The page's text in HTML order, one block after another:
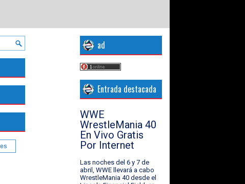
ad
Entrada destacada
WWE
WrestleMania 40
En Vivo Gratis
Por Internet
Las noches del 6 y 7 de
abril, WWE llevará a cabo
WrestleMania 40 desde el